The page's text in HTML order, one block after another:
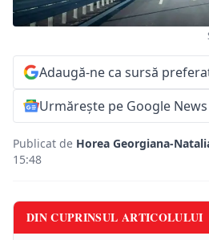
Adaugă-ne ca sursă
Urmărește pe Google News
Publicat de Horea Georgiana-
15:48
DIN CUPRINSUL ARTICOLULUI